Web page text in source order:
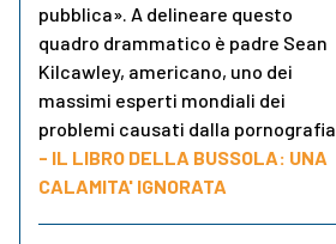
pubblica». A delineare questo
quadro drammatico è padre Sean
Kilcawley, americano, uno dei
massimi esperti mondiali dei
problemi causati dalla pornografia.
- IL LIBRO DELLA BUSSOLA: UNA
CALAMITA' IGNORATA